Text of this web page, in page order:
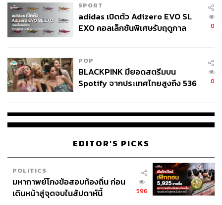
SPORT
adidas เปิดตัว Adizero EVO SL
EXO คอลเล็กชันพิเศษรับฤดูกาล
0
POP
BLACKPINK มียอดสตรีมบน
Spotify จากประเทศไทยสูงถึง 536
0
EDITOR'S PICKS
POLITICS
มหากาพย์โกงข้อสอบท้องถิ่น ก่อน
เดินหน้าสู่จุดจบในสัปดาห์นี้
596